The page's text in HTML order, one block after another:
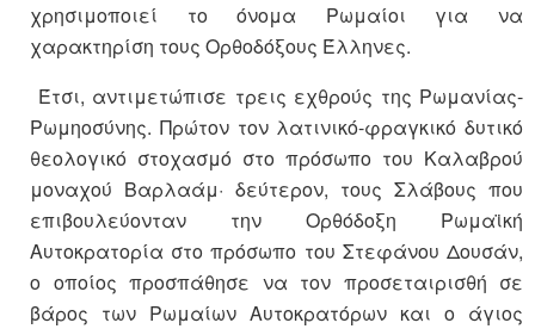
χρησιμοποιεί το όνομα Ρωμαίοι για να
χαρακτηρίση τους Ορθοδόξους Έλληνες.
Έτσι, αντιμετώπισε τρεις εχθρούς της Ρωμανίας-
Ρωμηοσύνης. Πρώτον τον λατινικό-φραγκικό δυτικό
θεολογικό στοχασμό στο πρόσωπο του Καλαβρού
μοναχού Βαρλαάμ· δεύτερον, τους Σλάβους που
επιβουλεύονταν την Ορθόδοξη Ρωμαϊκή
Αυτοκρατορία στο πρόσωπο του Στεφάνου Δουσάν,
ο οποίος προσπάθησε να τον προσεταιρισθή σε
βάρος των Ρωμαίων Αυτοκρατόρων και ο άγιος